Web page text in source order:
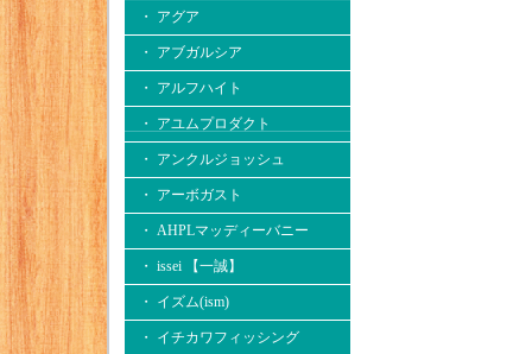
・ アグア
・ アブガルシア
・ アルフハイト
・ アユムプロダクト
・ アンクルジョッシュ
・ アーボガスト
・ AHPLマッディーバニー
・ issei 【一誠】
・ イズム(ism)
・ イチカワフィッシング